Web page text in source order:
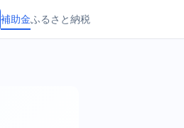
補助金ふるさと納税